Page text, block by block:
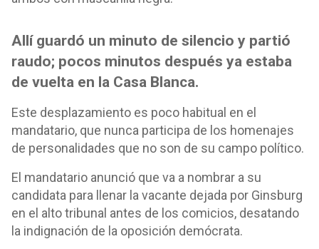
Allí guardó un minuto de silencio y partió
raudo; pocos minutos después ya estaba
de vuelta en la Casa Blanca.
Este desplazamiento es poco habitual en el
mandatario, que nunca participa de los homenajes
de personalidades que no son de su campo político.
El mandatario anunció que va a nombrar a su
candidata para llenar la vacante dejada por Ginsburg
en el alto tribunal antes de los comicios, desatando
la indignación de la oposición demócrata.